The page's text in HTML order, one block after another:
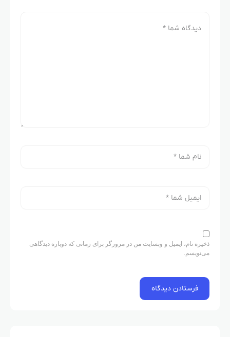
ذخیره نام، ایمیل و وبسایت من در مرورگر برای زمانی که دوباره دیدگاهی
می‌نویسم.